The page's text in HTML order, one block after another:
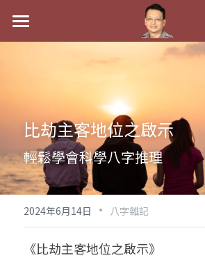
最新消息
祖傳命理
手工印鑑
課程介紹
五行八字學
後天派陽宅
Blog
黃金會員專區
八字雜記
試閱專區
Podcast聽書
線上學苑
比劫主客地位之啟示
輕鬆學會科學八字推理
2024年6月14日 · 八字雜記
《比劫主客地位之啟示》
商品分類
科學八字推理PDF
《十神高階實戰錄》完整典藏版
1美元超值PDF